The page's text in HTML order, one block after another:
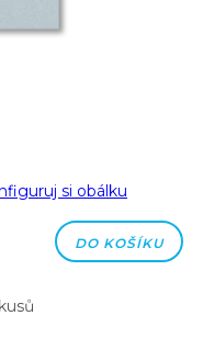
si obálku
DO KOŠÍKU